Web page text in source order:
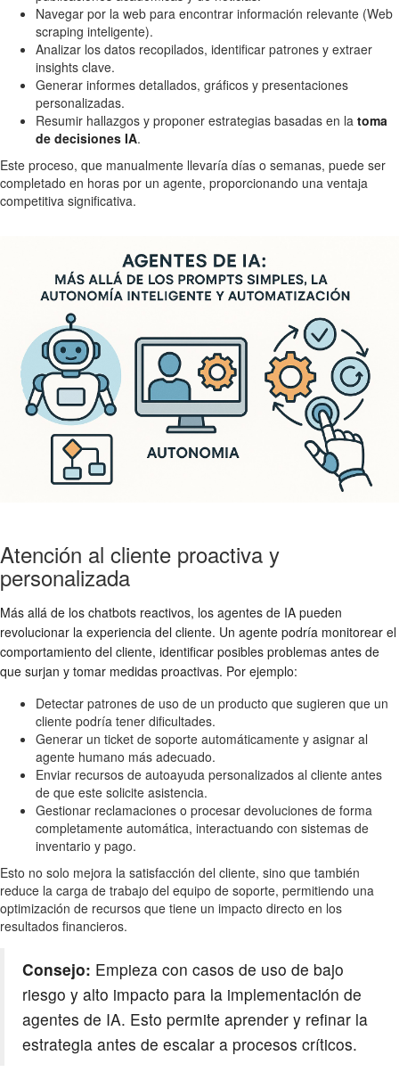
Navegar por la web para encontrar información relevante (Web
scraping inteligente).
Analizar los datos recopilados, identificar patrones y extraer
insights clave.
Generar informes detallados, gráficos y presentaciones
personalizadas.
Resumir hallazgos y proponer estrategias basadas en la toma
de decisiones IA.
Este proceso, que manualmente llevaría días o semanas, puede ser
completado en horas por un agente, proporcionando una ventaja
competitiva significativa.
Atención al cliente proactiva y
personalizada
Más allá de los chatbots reactivos, los agentes de IA pueden
revolucionar la experiencia del cliente. Un agente podría monitorear el
comportamiento del cliente, identificar posibles problemas antes de
que surjan y tomar medidas proactivas. Por ejemplo:
Detectar patrones de uso de un producto que sugieren que un
cliente podría tener dificultades.
Generar un ticket de soporte automáticamente y asignar al
agente humano más adecuado.
Enviar recursos de autoayuda personalizados al cliente antes
de que este solicite asistencia.
Gestionar reclamaciones o procesar devoluciones de forma
completamente automática, interactuando con sistemas de
inventario y pago.
Esto no solo mejora la satisfacción del cliente, sino que también
reduce la carga de trabajo del equipo de soporte, permitiendo una
optimización de recursos que tiene un impacto directo en los
resultados financieros.
Consejo: Empieza con casos de uso de bajo
riesgo y alto impacto para la implementación de
agentes de IA. Esto permite aprender y refinar la
estrategia antes de escalar a procesos críticos.